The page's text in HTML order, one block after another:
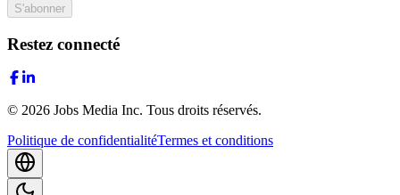
S'abonner
Restez connecté
© 2026 Jobs Media Inc. Tous droits réservés.
Politique de confidentialitéTermes et conditions